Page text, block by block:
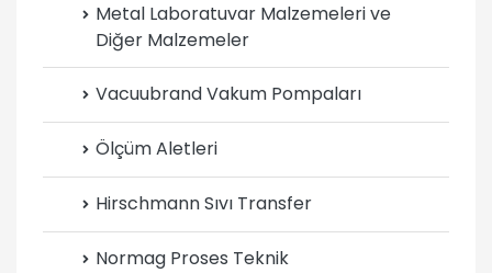
Metal Laboratuvar Malzemeleri ve
Diğer Malzemeler
Vacuubrand Vakum Pompaları
Ölçüm Aletleri
Hirschmann Sıvı Transfer
Normag Proses Teknik